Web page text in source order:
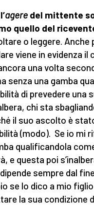
agere del mittente
quello del
o leggere. Anche
viene in evidenza il
una volta
senza una gamba
di prevedere una
chi sta
il suo ascolto è
(modo). Se io mi
qualificandola
e questa poi
sempre dal
se lo dico a mio
la sua condizione